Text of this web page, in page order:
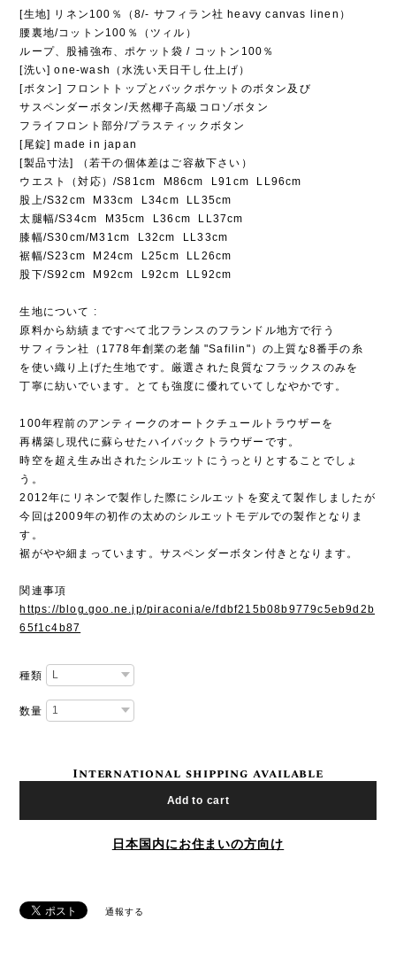
[生地] リネン100％（8/- サフィラン社 heavy canvas linen）
腰裏地/コットン100％（ツィル）
ループ、股補強布、ポケット袋 / コットン100％
[洗い] one-wash（水洗い天日干し仕上げ）
[ボタン] フロントトップとバックポケットのボタン及び
サスペンダーボタン/天然椰子高級コロゾボタン
フライフロント部分/プラスティックボタン
[尾錠] made in japan
[製品寸法] （若干の個体差はご容赦下さい）
ウエスト（対応）/S81cm M86cm L91cm LL96cm
股上/S32cm M33cm L34cm LL35cm
太腿幅/S34cm M35cm L36cm LL37cm
膝幅/S30cm/M31cm L32cm LL33cm
裾幅/S23cm M24cm L25cm LL26cm
股下/S92cm M92cm L92cm LL92cm
生地について :
原料から紡績まですべて北フランスのフランドル地方で行う
サフィラン社（1778年創業の老舗 "Safilin"）の上質な8番手の糸
を使い織り上げた生地です。厳選された良質なフラックスのみを
丁寧に紡いでいます。とても強度に優れていてしなやかです。
100年程前のアンティークのオートクチュールトラウザーを
再構築し現代に蘇らせたハイバックトラウザーです。
時空を超え生み出されたシルエットにうっとりとすることでしょ
う。
2012年にリネンで製作した際にシルエットを変えて製作しましたが
今回は2009年の初作の太めのシルエットモデルでの製作となりま
す。
裾がやや細まっています。サスペンダーボタン付きとなります。
関連事項
https://blog.goo.ne.jp/piraconia/e/fdbf215b08b9779c5eb9d2b
65f1c4b87
種類
数量
International shipping available
Add to cart
日本国内にお住まいの方向け
通報する